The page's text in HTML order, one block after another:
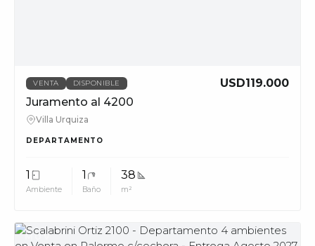
VENTA DISPONIBLE
USD119.000
Juramento al 4200
Villa Urquiza
DEPARTAMENTO
1
Ambiente
1
Baño
38
m²
MUV